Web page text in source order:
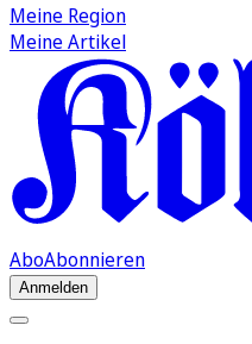
Meine Region
Meine Artikel
AboAbonnieren
Anmelden